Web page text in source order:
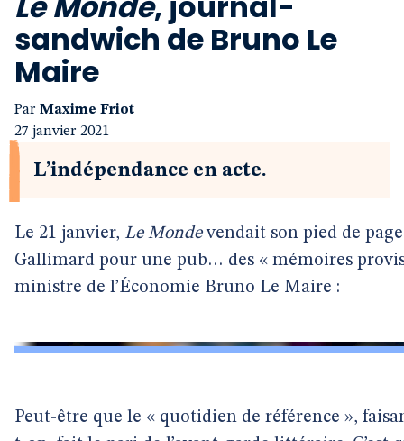
Boutique
sandwich de Bruno Le
Maire
Par Maxime Friot
27 janvier 2021
L’indépendance en acte.
Le 21 janvier, Le Mondevendait son pied de
Gallimard pour une pub… des « mémoires
ministre de l’Économie Bruno Le Maire :
Peut-être que le « quotidien de référence »,